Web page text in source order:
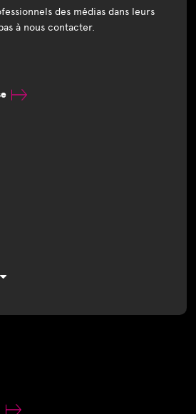
des médias dans leurs
à nous contacter.